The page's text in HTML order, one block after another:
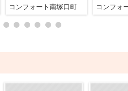
コンフォート南塚口町 コンフォ